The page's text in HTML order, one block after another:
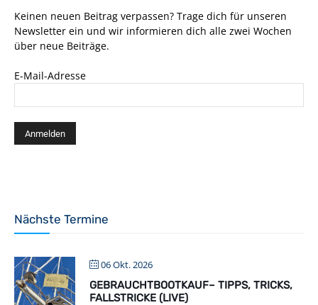
Keinen neuen Beitrag verpassen? Trage dich für unseren
Newsletter ein und wir informieren dich alle zwei Wochen
über neue Beiträge.
E-Mail-Adresse
Nächste Termine
06 Okt. 2026
GEBRAUCHTBOOTKAUF– TIPPS, TRICKS,
FALLSTRICKE (LIVE)